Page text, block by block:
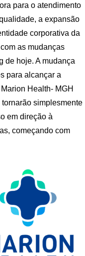
para o atendimento
a expansão
corporativa da
as mudanças
de hoje. A mudança
para alcançar a
Health- MGH
simplesmente
em direção à
começando com